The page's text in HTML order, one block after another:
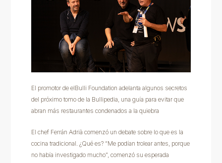
El promotor de elBulli Foundation adelanta algunos secretos
del próximo tomo de la Bullipedia, una guía para evitar que
abran más restaurantes condenados a la quiebra
El chef Ferrán Adrià comenzó un debate sobre lo que es la
cocina tradicional. ¿Qué es? “Me podían trolear antes, porque
no había investigado mucho”, comenzó su esperada